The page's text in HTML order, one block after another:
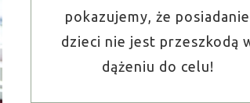
pokazujemy, że posiadanie
dzieci nie jest przeszkodą
dążeniu do celu!